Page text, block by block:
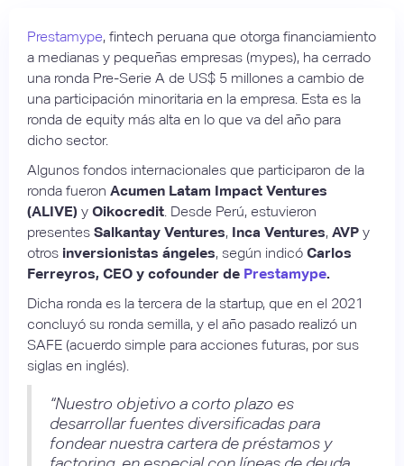
Prestamype, fintech peruana que otorga financiamiento
a medianas y pequeñas empresas (mypes), ha cerrado
una ronda Pre-Serie A de US$ 5 millones a cambio de
una participación minoritaria en la empresa. Esta es la
ronda de equity más alta en lo que va del año para
dicho sector.
Algunos fondos internacionales que participaron de la
ronda fueron Acumen Latam Impact Ventures
(ALIVE) y Oikocredit . Desde Perú, estuvieron
presentes Salkantay Ventures, Inca Ventures, AVP y
otros inversionistas ángeles, según indicó Carlos
Ferreyros, CEO y cofounder de Prestamype.
Dicha ronda es la tercera de la startup, que en el 2021
concluyó su ronda semilla, y el año pasado realizó un
SAFE (acuerdo simple para acciones futuras, por sus
siglas en inglés).
“Nuestro objetivo a corto plazo es
desarrollar fuentes diversificadas para
fondear nuestra cartera de préstamos y